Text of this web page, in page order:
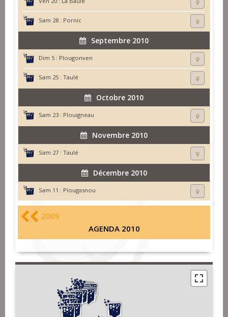
Sam 28 : Pornic
Septembre 2010
Dim 5 : Plougonven
Sam 25 : Taulé
Octobre 2010
Sam 23 : Plouigneau
Novembre 2010
Sam 27 : Taulé
Décembre 2010
Sam 11 : Plougasnou
2009
AGENDA 2010